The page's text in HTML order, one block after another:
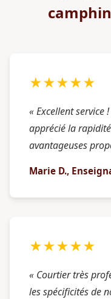
★★★★★
« Excellent service
apprécié la
avantageuses
Marie D.,
★★★★★
« Courtier très
les spécificités de